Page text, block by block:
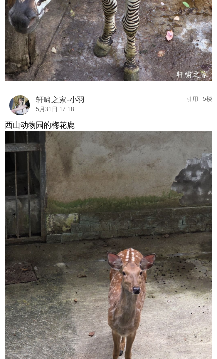
轩啸之家-小羽
5月31日 17:18
引用 5楼
西山动物园的梅花鹿